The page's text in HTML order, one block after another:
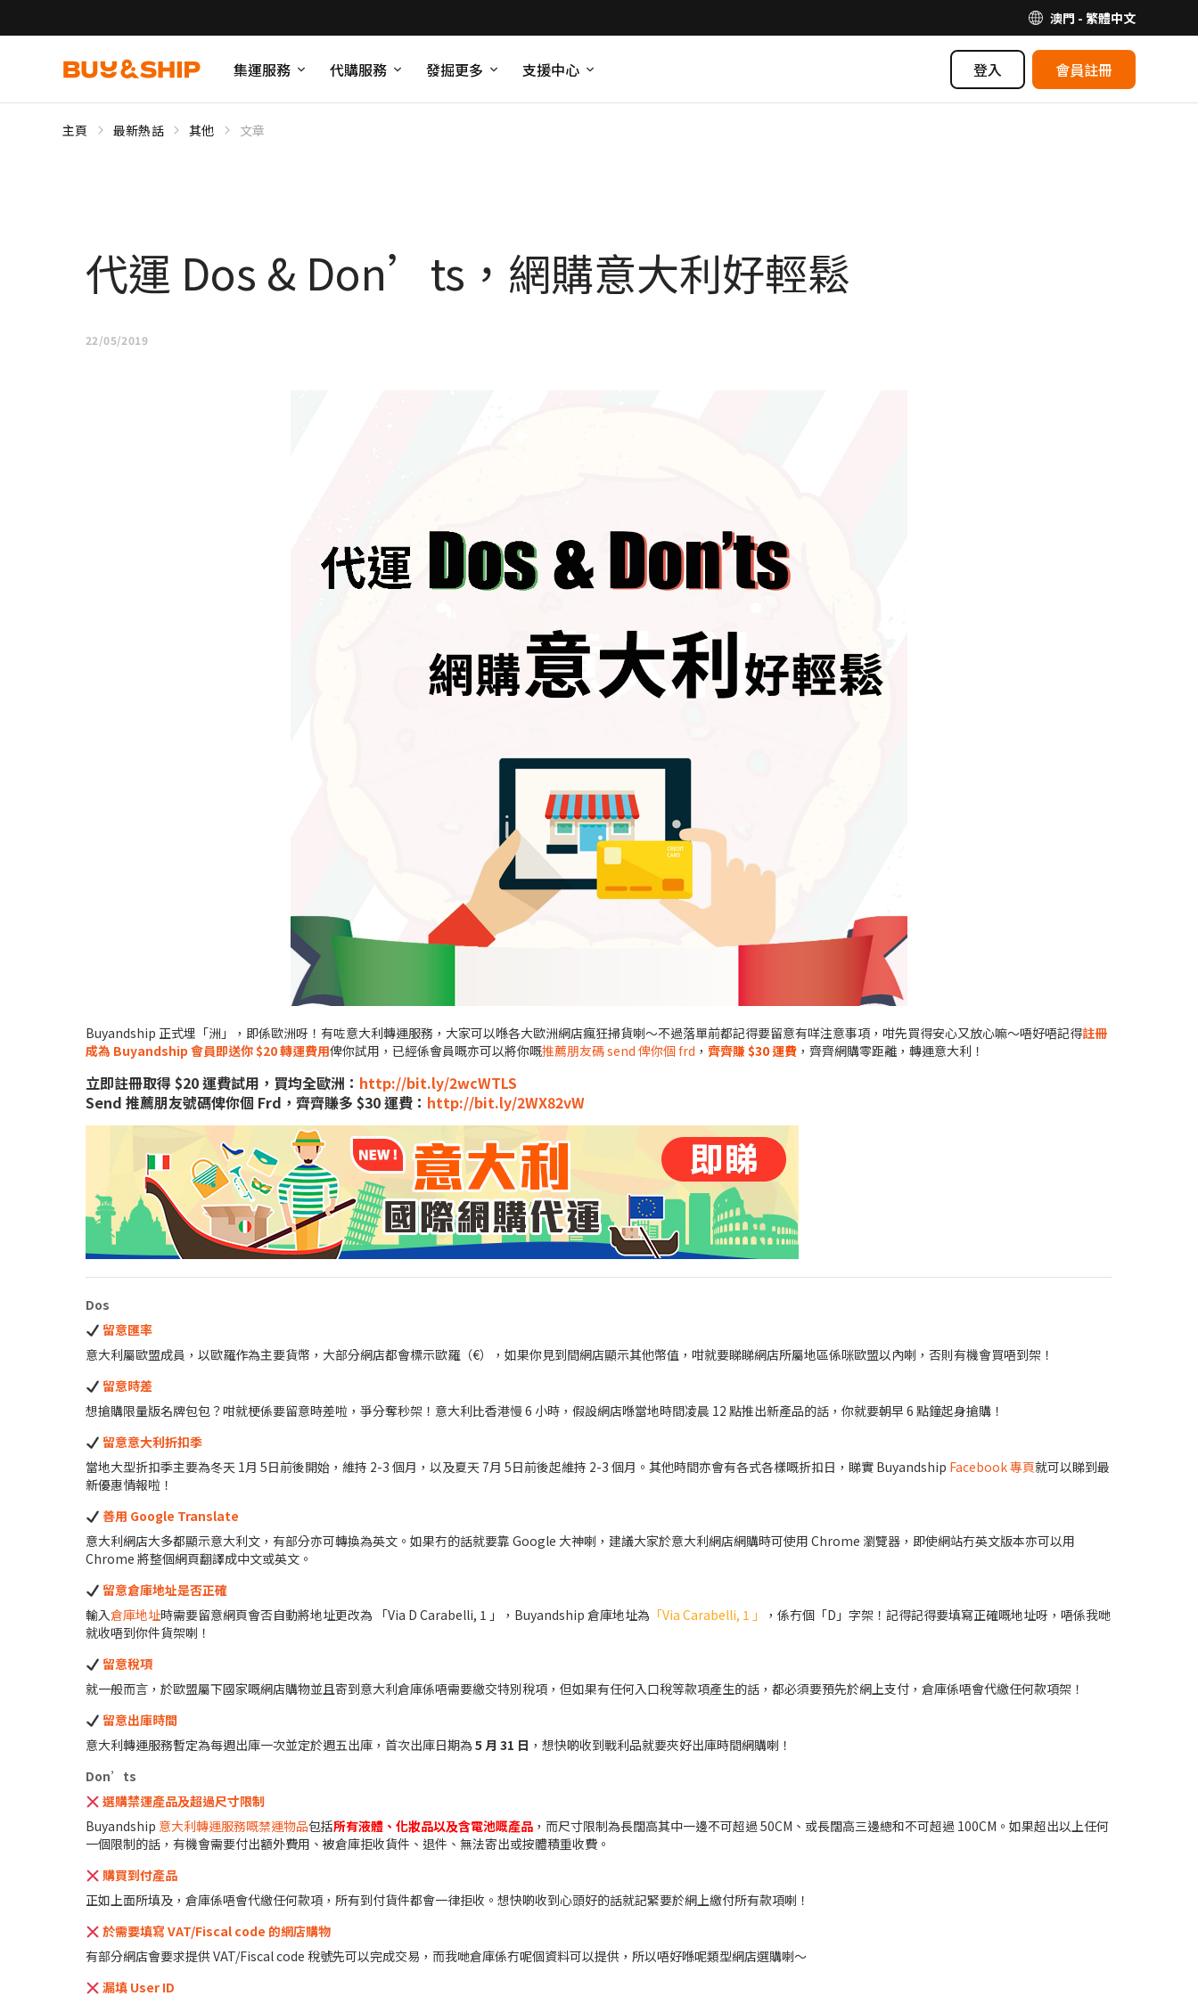
澳門 - 繁體中文
集運服務 代購服務 發掘更多 支援中心 登入 會員註冊
主頁 最新熱話 其他 文章
代運 Dos & Don’ts，網購意大利好輕鬆
22/05/2019
Buyandship 正式埋「洲」，即係歐洲呀！有咗意大利轉運服務，大家可以喺各大歐洲網店瘋狂掃貨喇～不過落單前都記得要留意有咩注意事項，咁先買得安心又放心嘛～唔好唔記得註冊
成為 Buyandship 會員即送你 $20 轉運費用俾你試用，已經係會員嘅亦可以將你嘅推薦朋友碼 send 俾你個 frd ， 齊齊賺 $30 運費 ，齊齊網購零距離，轉運意大利！
立即註冊取得 $20 運費試用，買均全歐洲： http://bit.ly/2wcWTLS
Send 推薦朋友號碼俾你個 Frd，齊齊賺多 $30 運費： http://bit.ly/2WX82vW
Dos
留意匯率
意大利屬歐盟成員，以歐羅作為主要貨幣，大部分網店都會標示歐羅（€），如果你見到間網店顯示其他幣值，咁就要睇睇網店所屬地區係咪歐盟以內喇，否則有機會買唔到架！
留意時差
想搶購限量版名牌包包？咁就梗係要留意時差啦，爭分奪秒架！意大利比香港慢 6 小時，假設網店喺當地時間凌晨 12 點推出新產品的話，你就要朝早 6 點鐘起身搶購！
留意意大利折扣季
當地大型折扣季主要為冬天 1月 5日前後開始，維持 2-3 個月，以及夏天 7月 5日前後起維持 2-3 個月。其他時間亦會有各式各樣嘅折扣日，睇實 Buyandship Facebook 專頁就可以睇到最
新優惠情報啦！
善用 Google Translate
意大利網店大多都顯示意大利文，有部分亦可轉換為英文。如果冇的話就要靠 Google 大神喇，建議大家於意大利網店網購時可使用 Chrome 瀏覽器，即使網站冇英文版本亦可以用
Chrome 將整個網頁翻譯成中文或英文。
留意倉庫地址是否正確
輸入倉庫地址時需要留意網頁會否自動將地址更改為 「Via D Carabelli, 1 」，Buyandship 倉庫地址為 「Via Carabelli, 1 」
，係冇個「D」字架！記得記得要填寫正確嘅地址呀，唔係我哋
就收唔到你件貨架喇！
留意稅項
就一般而言，於歐盟屬下國家嘅網店購物並且寄到意大利倉庫係唔需要繳交特別稅項，但如果有任何入口稅等款項產生的話，都必須要預先於網上支付，倉庫係唔會代繳任何款項架！
留意出庫時間
意大利轉運服務暫定為每週出庫一次並定於週五出庫，首次出庫日期為5 月 31 日 ，想快啲收到戰利品就要夾好出庫時間網購喇！
Don’ts
選購禁運產品及超過尺寸限制
Buyandship 意大利轉運服務嘅禁運物品包括所有液體、化妝品以及含電池嘅產品 ，而尺寸限制為長闊高其中一邊不可超過 50CM、或長闊高三邊總和不可超過 100CM。如果超出以上任何
一個限制的話，有機會需要付出額外費用、被倉庫拒收貨件、退件、無法寄出或按體積重收費。
購買到付產品
正如上面所填及，倉庫係唔會代繳任何款項，所有到付貨件都會一律拒收。想快啲收到心頭好的話就記緊要於網上繳付所有款項喇！
於需要填寫 VAT/Fiscal code 的網店購物
有部分網店會要求提供 VAT/Fiscal code 稅號先可以完成交易，而我哋倉庫係冇呢個資料可以提供，所以唔好喺呢類型網店選購喇～
漏填 User ID